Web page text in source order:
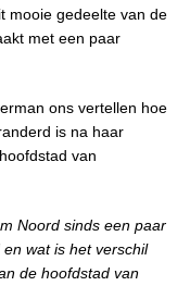
mooie gedeelte van de
met een paar
ons vertellen hoe
is na haar
van
Noord sinds een paar
wat is het verschil
de hoofdstad van